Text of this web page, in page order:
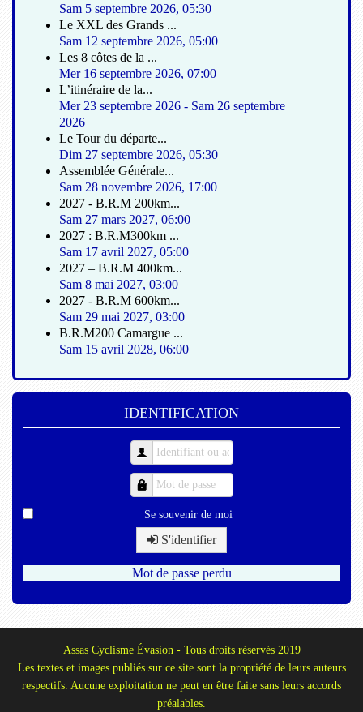
Sam 5 septembre 2026, 05:30
Le XXL des Grands ...
Sam 12 septembre 2026, 05:00
Les 8 côtes de la ...
Mer 16 septembre 2026, 07:00
L’itinéraire de la...
Mer 23 septembre 2026 - Sam 26 septembre
2026
Le Tour du départe...
Dim 27 septembre 2026, 05:30
Assemblée Générale...
Sam 28 novembre 2026, 17:00
2027 - B.R.M 200km...
Sam 27 mars 2027, 06:00
2027 : B.R.M300km ...
Sam 17 avril 2027, 05:00
2027 – B.R.M 400km...
Sam 8 mai 2027, 03:00
2027 - B.R.M 600km...
Sam 29 mai 2027, 03:00
B.R.M200 Camargue ...
Sam 15 avril 2028, 06:00
IDENTIFICATION
Se souvenir de moi
S'identifier
Mot de passe perdu
Assas Cyclisme Évasion - Tous droits réservés 2019
Les textes et images publiés sur ce site sont la propriété de leurs auteurs
respectifs. Aucune exploitation ne peut en être faite sans leurs accords
préalables.